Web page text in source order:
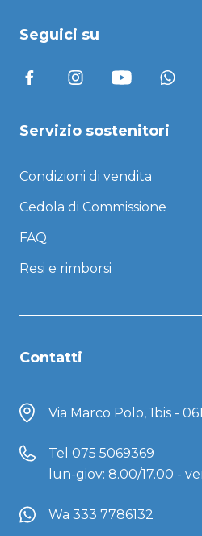
Seguici su
Servizio sostenitori
Condizioni di vendita
Cedola di Commissione
FAQ
Resi e rimborsi
Contatti
Via Marco Polo, 1bis -
Tel 075 5069369
lun-giov: 8.00/17.00 -
Wa 333 7786132